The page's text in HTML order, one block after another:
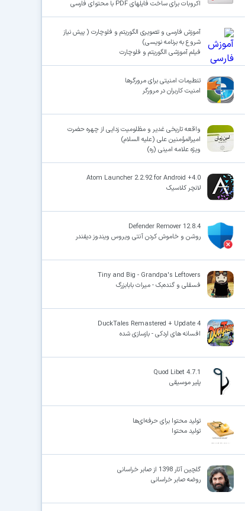
اکروبات برای ساخت فایلهای PDF با محتوای فارسی
آموزش فارسی و تصویری الگوریتم و فلوچارت ( پیش نیاز
شروع به برنامه نویسی)
فیلم آموزشی الگوریتم و فلوچارت
تنطیمات امنیتی برای مرورگرها
امنیت کاربران در مرورگر
واقعه تاریخی غدیر و مظلومیت زدایی از چهره حضرت
امیرالمؤمنین علی (علیه السلام)
ویژه علامه امینی (ره)
Atom Launcher 2.2.92 for Android +4.0
لانچر کلاسیک
Defender Remover 12.8.4
روشن و خاموش کردن آنتی ویروس ویندوز دیفندر
Tiny and Big - Grandpa's Leftovers
فسقلی و گنده‌بک - میراث بابابزرگ
DuckTales Remastered + Update 4
افسانه های اردکی - بازسازی شده
Quod Libet 4.7.1
پلیر موسیقی
تولید محتوا برای حرفه‌ای‌ها
تولید محتوا
گلچین آثار 1398 از صابر خراسانی
روضه صابر خراسانی